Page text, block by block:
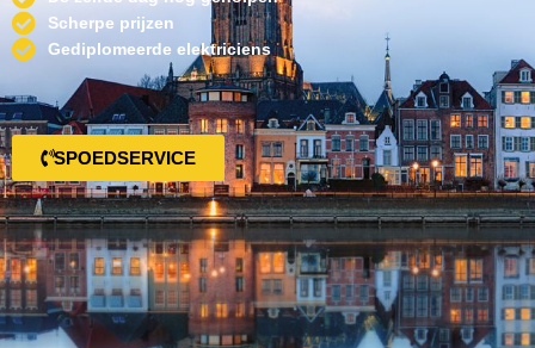
Scherpe prijzen
Gediplomeerde elektriciens
SPOEDSERVICE